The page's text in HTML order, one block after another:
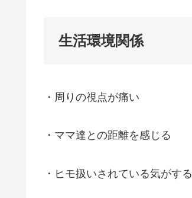
生活環境関係
・周りの視点が痛い
・ママ達との距離を感じる
・ヒモ扱いされている気がする